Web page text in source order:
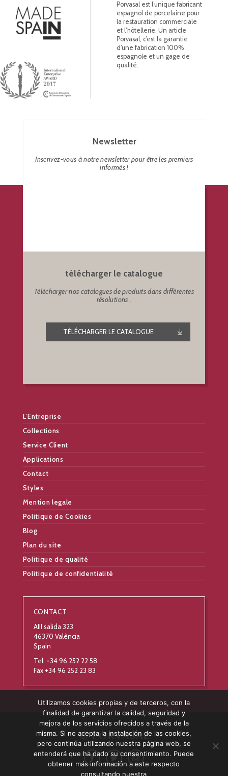
Porvasal est l’unique fabricant
espagnol de porcelaine pour
la restauration commerciale
et l’hôtellerie. Un article
Porvasal, c’est la garantie
d’une fabrication 100%
espagnole et un gage de
qualité.
Newsletter
Inscrivez-vous à notre newsletter pour être les premiers
informés !
télécharger le catalogue
Télécharger nos catalogues de produits dans différentes
résolutions .
TÉLÉCHARGER LE CATALOGUE
L’Entreprise
Collections
Service Client
Applications
Contact
Styles
Mention legale
Politique de Cookies
Blog
Plan du site
Politique de qualité
Politique de confidentialité
CONTACT
AIII salida 323
46370 València
Spain
Tel. +34 96 252 22 58
Fax +34 96 252 23 83
Utilizamos cookies propias y de terceros, con la
finalidad de garantizar la calidad, seguridad y
mejora de los servicios ofrecidos a través de la
misma. Si no acepta la instalación de las cookies,
pero continúa utilizando nuestra página web, se
entenderá que ha dado su consentimiento. Puede
obtener más información a este respecto
consultando nuestra